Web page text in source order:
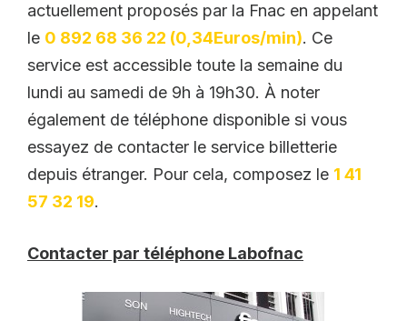
actuellement proposés par la Fnac en appelant
le 0 892 68 36 22 (0,34Euros/min). Ce
service est accessible toute la semaine du
lundi au samedi de 9h à 19h30. À noter
également de téléphone disponible si vous
essayez de contacter le service billetterie
depuis étranger. Pour cela, composez le 1 41
57 32 19.
Contacter par téléphone Labofnac